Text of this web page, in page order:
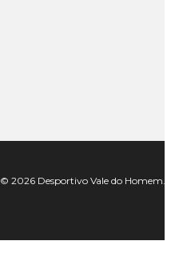
© 2026 Desportivo Vale do Homem.